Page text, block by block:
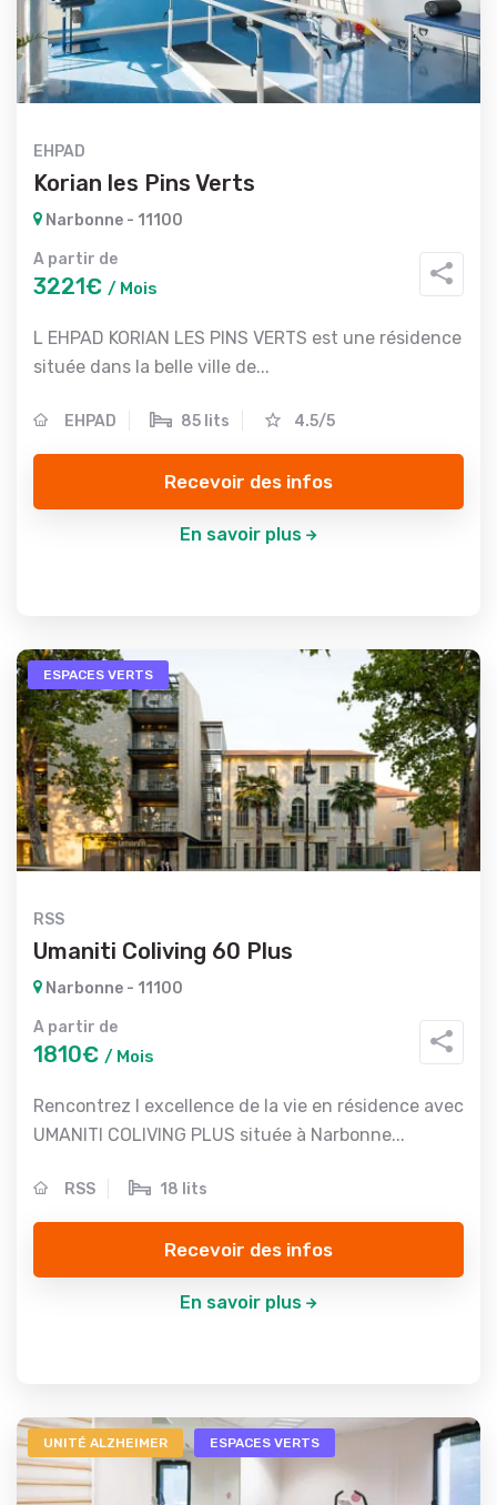
EHPAD
Korian les Pins Verts
Narbonne - 11100
A partir de
3221€ / Mois
L EHPAD KORIAN LES PINS VERTS est une résidence
située dans la belle ville de...
EHPAD 85 lits 4.5/5
Recevoir des infos
En savoir plus
ESPACES VERTS
RSS
Umaniti Coliving 60 Plus
Narbonne - 11100
A partir de
1810€ / Mois
Rencontrez l excellence de la vie en résidence avec
UMANITI COLIVING PLUS située à Narbonne...
RSS 18 lits
Recevoir des infos
En savoir plus
UNITÉ ALZHEIMER ESPACES VERTS